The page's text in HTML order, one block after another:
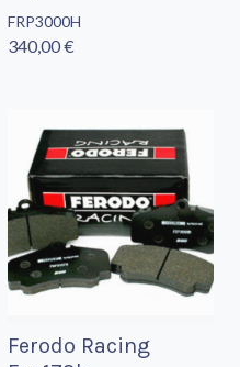
FRP3000H
340,00 €
Ferodo Racing